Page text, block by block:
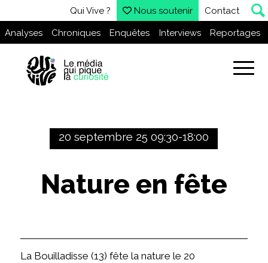
Qui Vive ? Nous soutenir Contact
Analyses Chroniques Enquêtes Interviews Reportages
20 septembre 25 09:30-18:00
Nature en fête
La Bouilladisse (13) fête la nature le 20